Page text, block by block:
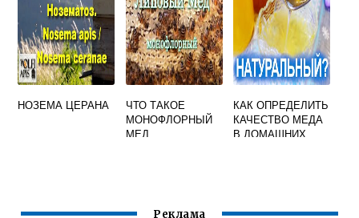
НОЗЕМА ЦЕРАНА
ЧТО ТАКОЕ
МОНОФЛОРНЫЙ
МЕД
КАК ОПРЕДЕЛИТЬ
КАЧЕСТВО МЕДА
В ДОМАШНИХ
Реклама